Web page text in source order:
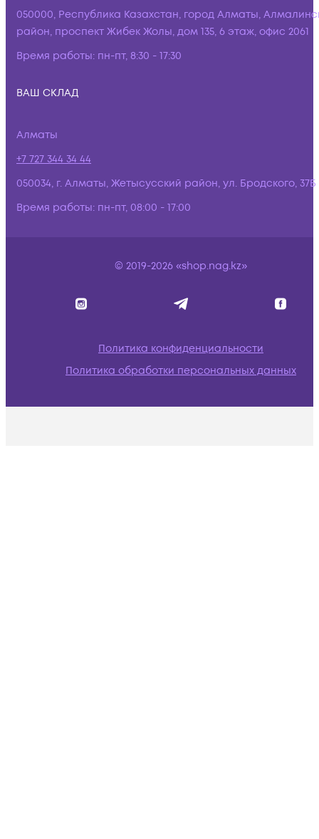
050000, Республика Казахстан, город Алматы,
район, проспект Жибек Жолы, дом 135, 6 этаж, офис 2061
Время работы: пн-пт, 8:30 - 17:30
ВАШ СКЛАД
Алматы
+7 727 344 34 44
050034, г. Алматы, Жетысусский район, ул. Бродского, 37Б
Время работы: пн-пт, 08:00 - 17:00
© 2019-2026 «shop.nag.kz»
Политика конфиденциальности
Политика обработки персональных данных